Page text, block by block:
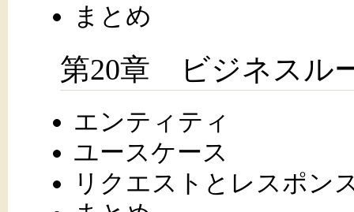
まとめ
第20章 ビジネスル
エンティティ
ユースケース
リクエストとレスポン